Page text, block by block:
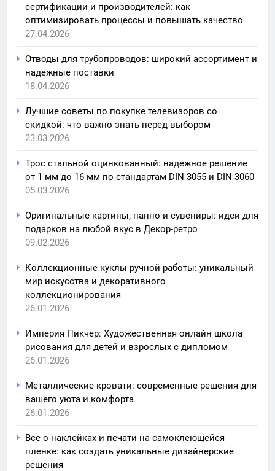
сертификации и производителей: как
оптимизировать процессы и повышать качество
27.04.2026
Отводы для трубопроводов: широкий ассортимент и
надежные поставки
18.04.2026
Лучшие советы по покупке телевизоров со
скидкой: что важно знать перед выбором
23.03.2026
Трос стальной оцинкованный: надежное решение
от 1 мм до 16 мм по стандартам DIN 3055 и DIN 3060
05.03.2026
Оригинальные картины, панно и сувениры: идеи для
подарков на любой вкус в Декор-ретро
09.02.2026
Коллекционные куклы ручной работы: уникальный
мир искусства и декоративного
коллекционирования
26.01.2026
Империя Пикчер: Художественная онлайн школа
рисования для детей и взрослых с дипломом
26.01.2026
Металлические кровати: современные решения для
вашего уюта и комфорта
26.01.2026
Все о наклейках и печати на самоклеющейся
пленке: как создать уникальные дизайнерские
решения